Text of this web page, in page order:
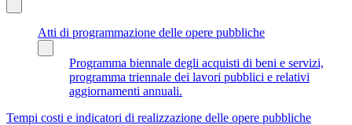
Atti di programmazione delle opere pubbliche
Programma biennale degli acquisti di beni e servizi,
programma triennale dei lavori pubblici e relativi
aggiornamenti annuali.
Tempi costi e indicatori di realizzazione delle opere pubbliche